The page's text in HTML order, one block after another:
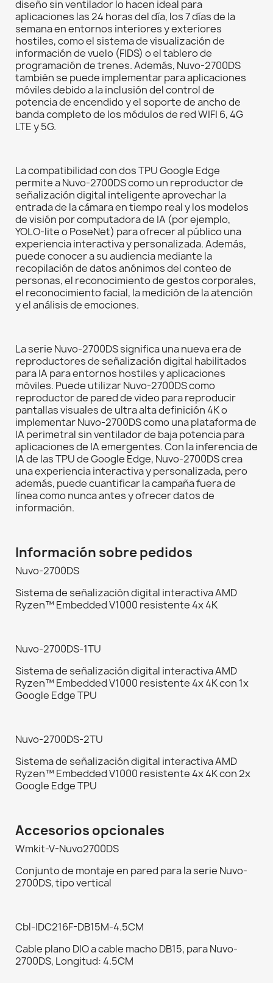
diseño sin ventilador lo hacen ideal para
aplicaciones las 24 horas del día, los 7 días de la
semana en entornos interiores y exteriores
hostiles, como el sistema de visualización de
información de vuelo (FIDS) o el tablero de
programación de trenes. Además, Nuvo-2700DS
también se puede implementar para aplicaciones
móviles debido a la inclusión del control de
potencia de encendido y el soporte de ancho de
banda completo de los módulos de red WIFI 6, 4G
LTE y 5G.
La compatibilidad con dos TPU Google Edge
permite a Nuvo-2700DS como un reproductor de
señalización digital inteligente aprovechar la
entrada de la cámara en tiempo real y los modelos
de visión por computadora de IA (por ejemplo,
YOLO-lite o PoseNet) para ofrecer al público una
experiencia interactiva y personalizada. Además,
puede conocer a su audiencia mediante la
recopilación de datos anónimos del conteo de
personas, el reconocimiento de gestos corporales,
el reconocimiento facial, la medición de la atención
y el análisis de emociones.
La serie Nuvo-2700DS significa una nueva era de
reproductores de señalización digital habilitados
para IA para entornos hostiles y aplicaciones
móviles. Puede utilizar Nuvo-2700DS como
reproductor de pared de video para reproducir
pantallas visuales de ultra alta definición 4K o
implementar Nuvo-2700DS como una plataforma de
IA perimetral sin ventilador de baja potencia para
aplicaciones de IA emergentes. Con la inferencia de
IA de las TPU de Google Edge, Nuvo-2700DS crea
una experiencia interactiva y personalizada, pero
además, puede cuantificar la campaña fuera de
línea como nunca antes y ofrecer datos de
información.
Información sobre pedidos
Nuvo-2700DS
Sistema de señalización digital interactiva AMD
Ryzen™ Embedded V1000 resistente 4x 4K
Nuvo-2700DS-1TU
Sistema de señalización digital interactiva AMD
Ryzen™ Embedded V1000 resistente 4x 4K con 1x
Google Edge TPU
Nuvo-2700DS-2TU
Sistema de señalización digital interactiva AMD
Ryzen™ Embedded V1000 resistente 4x 4K con 2x
Google Edge TPU
Accesorios opcionales
Wmkit-V-Nuvo2700DS
Conjunto de montaje en pared para la serie Nuvo-
2700DS, tipo vertical
Cbl-IDC216F-DB15M-4.5CM
Cable plano DIO a cable macho DB15, para Nuvo-
2700DS, Longitud: 4.5CM